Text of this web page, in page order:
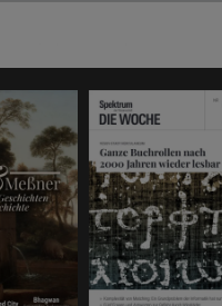
Des Rätsels
Beweise und ihre
(Kreuz) versuchen,
dem Weg gehen. Die
immer abwechselnd